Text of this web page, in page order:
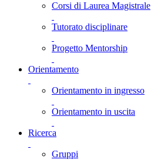
Corsi di Laurea Magistrale
Tutorato disciplinare
Progetto Mentorship
Orientamento
Orientamento in ingresso
Orientamento in uscita
Ricerca
Gruppi